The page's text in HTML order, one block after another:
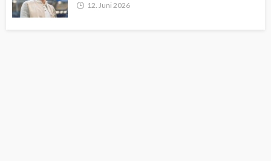
12. Juni 2026